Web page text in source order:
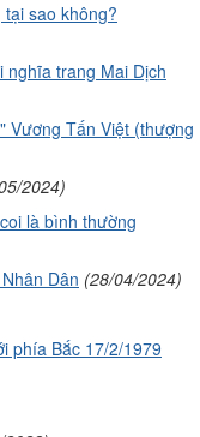
sao không?
nghĩa trang Mai Dịch
Vương Tấn Việt (thượng
2024)
là bình thường
Dân (28/04/2024)
phía Bắc 17/2/1979